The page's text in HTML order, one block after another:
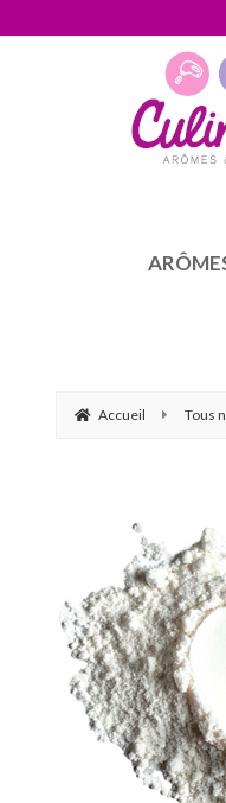
Accueil Tous